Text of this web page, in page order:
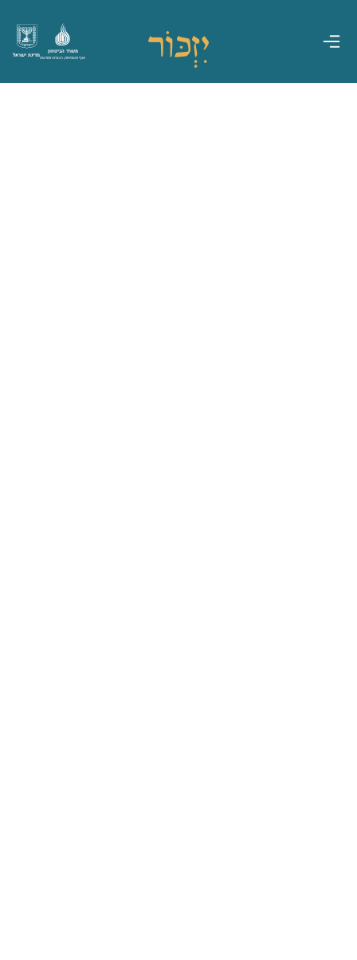
מדינת ישראל
משרד הביטחון
אגף משפחות, הנצחה ומורשת